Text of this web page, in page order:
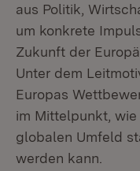
aus Politik,
um konkrete
Zukunft der
Unter dem
Europas
im Mittelpunkt,
globalen Umfeld
werden kann.